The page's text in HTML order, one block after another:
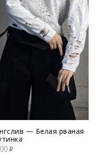
— Белая рваная
₽